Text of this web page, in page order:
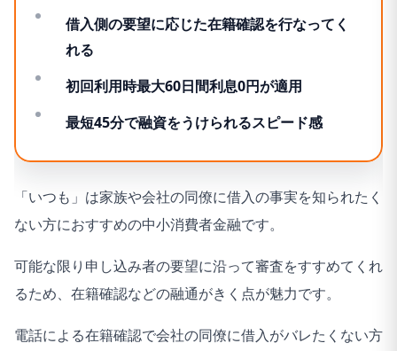
借入側の要望に応じた在籍確認を行なってく
れる
初回利用時最大60日間利息0円が適用
最短45分で融資をうけられるスピード感
「いつも」は家族や会社の同僚に借入の事実を知られたく
ない方におすすめの中小消費者金融です。
可能な限り申し込み者の要望に沿って審査をすすめてくれ
るため、在籍確認などの融通がきく点が魅力です。
電話による在籍確認で会社の同僚に借入がバレたくない方